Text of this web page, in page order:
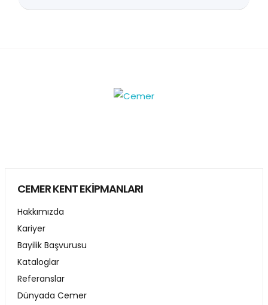
CEMER KENT EKİPMANLARI
Hakkımızda
Kariyer
Bayilik Başvurusu
Kataloglar
Referanslar
Dünyada Cemer